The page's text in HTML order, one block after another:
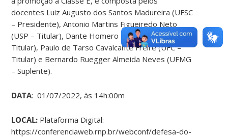
docentes Luiz Augusto dos Santos Madureira (UFSC
– Presidente), Antonio Martins Figueiredo Neto
(USP – Titular), Dante Homero Mosca Junior (UFPR–
Titular), Paulo de Tarso Cavalcante Freire (UFC –
Titular) e Bernardo Ruegger Almeida Neves (UFMG
– Suplente).
DATA: 01/07/2022, às 14h:00m
LOCAL: Plataforma Digital:
https://conferenciaweb.rnp.br/webconf/defesa-do-